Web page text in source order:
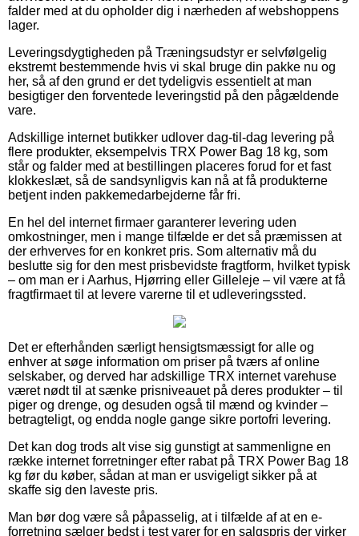
falder med at du opholder dig i nærheden af webshoppens
lager.
Leveringsdygtigheden på Træningsudstyr er selvfølgelig
ekstremt bestemmende hvis vi skal bruge din pakke nu og
her, så af den grund er det tydeligvis essentielt at man
besigtiger den forventede leveringstid på den pågældende
vare.
Adskillige internet butikker udlover dag-til-dag levering på
flere produkter, eksempelvis TRX Power Bag 18 kg, som
står og falder med at bestillingen placeres forud for et fast
klokkeslæt, så de sandsynligvis kan nå at få produkterne
betjent inden pakkemedarbejderne får fri.
En hel del internet firmaer garanterer levering uden
omkostninger, men i mange tilfælde er det så præmissen at
der erhverves for en konkret pris. Som alternativ må du
beslutte sig for den mest prisbevidste fragtform, hvilket typisk
– om man er i Aarhus, Hjørring eller Gilleleje – vil være at få
fragtfirmaet til at levere varerne til et udleveringssted.
Det er efterhånden særligt hensigtsmæssigt for alle og
enhver at søge information om priser på tværs af online
selskaber, og derved har adskillige TRX internet varehuse
været nødt til at sænke prisniveauet på deres produkter – til
piger og drenge, og desuden også til mænd og kvinder –
betragteligt, og endda nogle gange sikre portofri levering.
Det kan dog trods alt vise sig gunstigt at sammenligne en
række internet forretninger efter rabat på TRX Power Bag 18
kg før du køber, sådan at man er usvigeligt sikker på at
skaffe sig den laveste pris.
Man bør dog være så påpasselig, at i tilfælde af at en e-
forretning sælger bedst i test varer for en salgspris der virker